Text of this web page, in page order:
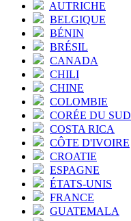
AUTRICHE
BELGIQUE
BÉNIN
BRÉSIL
CANADA
CHILI
CHINE
COLOMBIE
CORÉE DU SUD
COSTA RICA
CÔTE D'IVOIRE
CROATIE
ESPAGNE
ÉTATS-UNIS
FRANCE
GUATEMALA